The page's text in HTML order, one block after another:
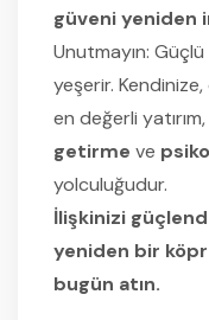
güveni yeniden
Unutmayın:
yeşerir. Kendinize,
en değerli yatırım,
getirme ve
yolculuğudur.
İlişkinizi
yeniden bir
bugün atın.